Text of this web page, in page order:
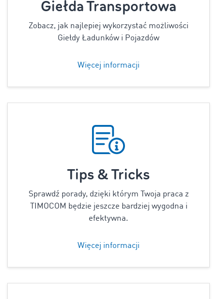
Giełda Transportowa
Zobacz, jak najlepiej wykorzystać możliwości
Giełdy Ładunków i Pojazdów
Więcej informacji
Tips & Tricks
Sprawdź porady, dzięki którym Twoja praca z
TIMOCOM będzie jeszcze bardziej wygodna i
efektywna.
Więcej informacji